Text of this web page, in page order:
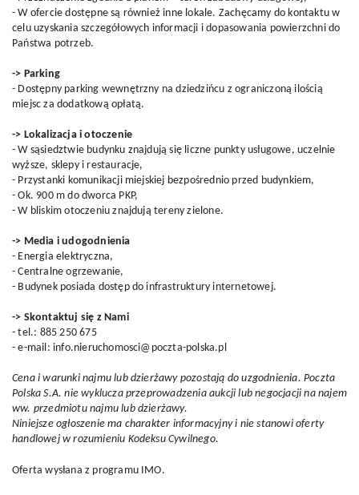
- W ofercie dostępne są również inne lokale. Zachęcamy do kontaktu w
celu uzyskania szczegółowych informacji i dopasowania powierzchni do
Państwa potrzeb.
-> Parking
- Dostępny parking wewnętrzny na dziedzińcu z ograniczoną ilością
miejsc za dodatkową opłatą.
-> Lokalizacja i otoczenie
- W sąsiedztwie budynku znajdują się liczne punkty usługowe, uczelnie
wyższe, sklepy i restauracje,
- Przystanki komunikacji miejskiej bezpośrednio przed budynkiem,
- Ok. 900 m do dworca PKP,
- W bliskim otoczeniu znajdują tereny zielone.
-> Media i udogodnienia
- Energia elektryczna,
- Centralne ogrzewanie,
- Budynek posiada dostęp do infrastruktury internetowej.
-> Skontaktuj się z Nami
- tel.: 885 250 675
- e-mail: info.nieruchomosci@poczta-polska.pl
Cena i warunki najmu lub dzierżawy pozostają do uzgodnienia. Poczta
Polska S.A. nie wyklucza przeprowadzenia aukcji lub negocjacji na najem
ww. przedmiotu najmu lub dzierżawy.
Niniejsze ogłoszenie ma charakter informacyjny i nie stanowi oferty
handlowej w rozumieniu Kodeksu Cywilnego.
Oferta wysłana z programu IMO.